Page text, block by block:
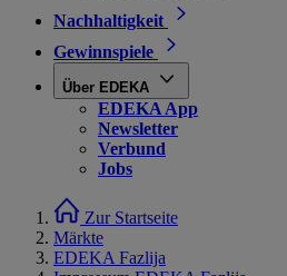
Nachhaltigkeit
Gewinnspiele
Über EDEKA
EDEKA App
Newsletter
Verbund
Jobs
Zur Startseite
Märkte
EDEKA Fazlija